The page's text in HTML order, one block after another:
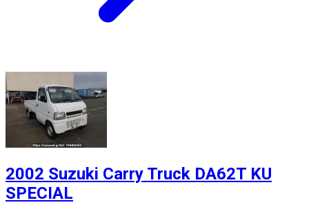
2002 Suzuki Carry Truck DA62T KU
SPECIAL